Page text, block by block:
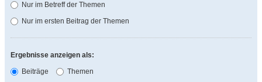
Nur im Betreff der Themen
Nur im ersten Beitrag der Themen
Ergebnisse anzeigen als:
Beiträge
Themen